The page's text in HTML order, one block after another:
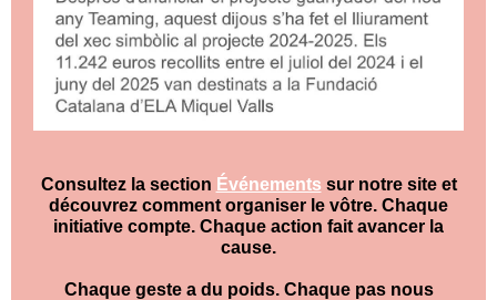
Consultez la section Événements sur notre site et
découvrez comment organiser le vôtre. Chaque
initiative compte. Chaque action fait avancer la
cause.
Chaque geste a du poids. Chaque pas nous